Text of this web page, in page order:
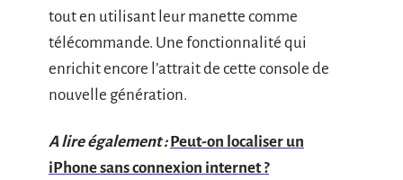
tout en utilisant leur manette comme
télécommande. Une fonctionnalité qui
enrichit encore l’attrait de cette console de
nouvelle génération.
A lire également : Peut-on localiser un
iPhone sans connexion internet ?